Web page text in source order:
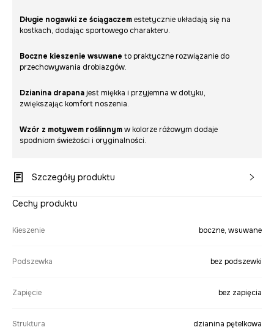
Długie nogawki ze ściągaczemestetycznie układają się na
kostkach, dodając sportowego charakteru.
Boczne kieszenie wsuwane to praktyczne rozwiązanie do
przechowywania drobiazgów.
Dzianina drapanajest miękka i przyjemna w dotyku,
zwiększając komfort noszenia.
Wzór z motywem roślinnymw kolorze różowym dodaje
spodniom świeżości i oryginalności.
Szczegóły produktu
Cechy produktu
Kieszenie boczne, wsuwane
Podszewka bez podszewki
Zapięcie bez zapięcia
Struktura dzianina pętelkowa